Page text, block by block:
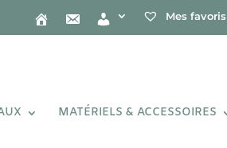
Mes favoris
MATÉRIELS & ACCESSOIRES